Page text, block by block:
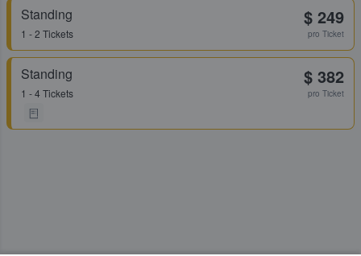
Standing
1 - 2 Tickets
$ 249
pro Ticket
Standing
1 - 4 Tickets
$ 382
pro Ticket